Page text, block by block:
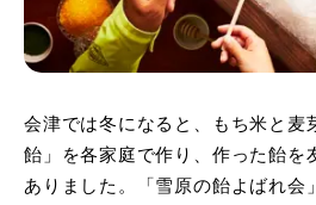
会津では冬になると、もち米と麦
飴」を各家庭で作り、作った飴を
ありました。「雪原の飴よばれ会